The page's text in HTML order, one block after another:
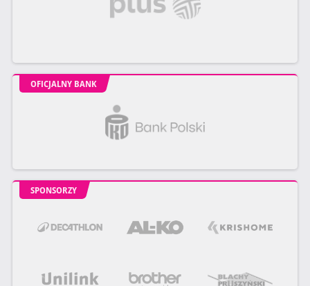
OFICJALNY BANK
SPONSORZY